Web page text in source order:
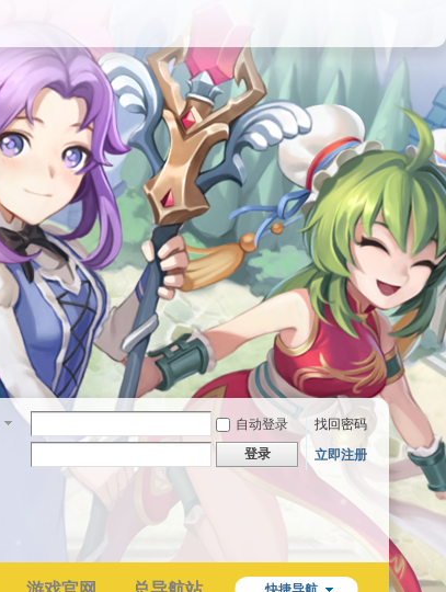
自动登录
找回密码
登录 立即注册